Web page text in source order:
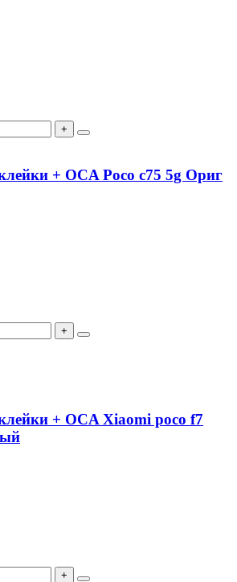
+
+ OCA Poco c75 5g Ориг
+
+ OCA Xiaomi poco f7
+